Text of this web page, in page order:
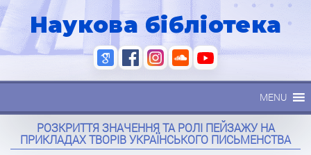
Наукова бібліотека
MENU
РОЗКРИТТЯ ЗНАЧЕННЯ ТА РОЛІ ПЕЙЗАЖУ НА
ПРИКЛАДАХ ТВОРІВ УКРАЇНСЬКОГО ПИСЬМЕНСТВА